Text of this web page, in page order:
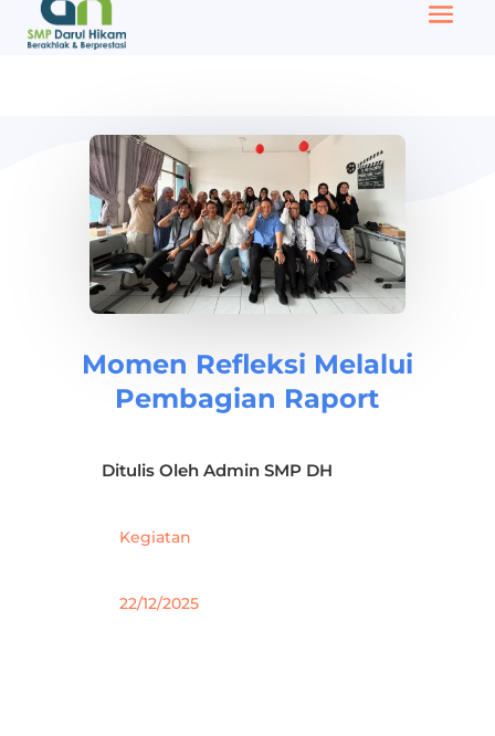
Momen Refleksi Melalui
Pembagian Raport
Ditulis Oleh Admin SMP DH
Kegiatan
22/12/2025